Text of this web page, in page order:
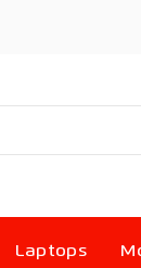
Laptops